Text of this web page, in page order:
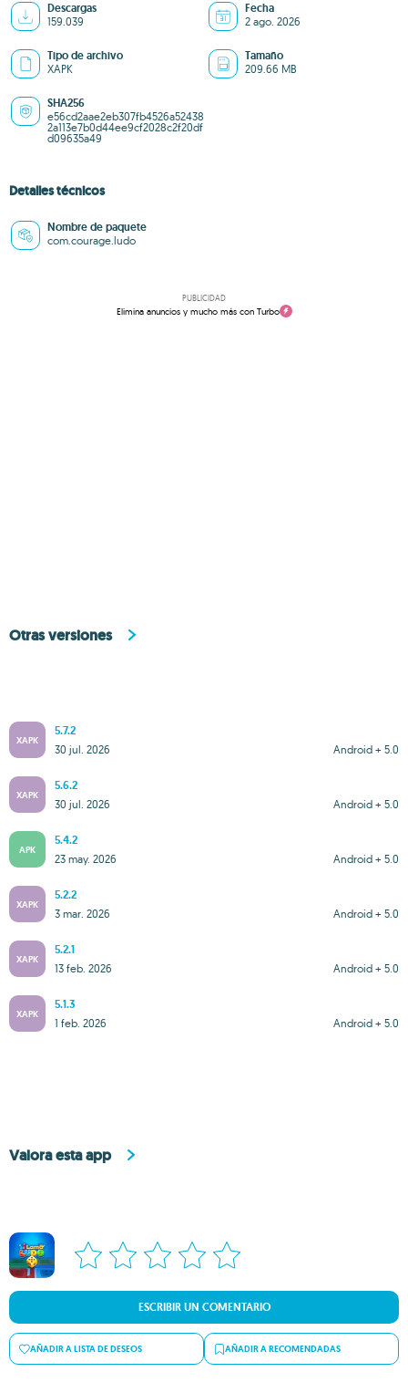
Descargas
159.039
Fecha
2 ago. 2026
Tipo de archivo
XAPK
Tamaño
209.66 MB
SHA256
e56cd2aae2eb307fb4526a52438
2a113e7b0d44ee9cf2028c2f20df
d09635a49
Detalles técnicos
Nombre de paquete
com.courage.ludo
PUBLICIDAD
Elimina anuncios y mucho más con Turbo
Otras versiones
XAPK
5.7.2
Android + 5.0
30 jul. 2026
XAPK
5.6.2
Android + 5.0
30 jul. 2026
APK
5.4.2
Android + 5.0
23 may. 2026
XAPK
5.2.2
Android + 5.0
3 mar. 2026
XAPK
5.2.1
Android + 5.0
13 feb. 2026
XAPK
5.1.3
Android + 5.0
1 feb. 2026
Valora esta app
ESCRIBIR UN COMENTARIO
AÑADIR A LISTA DE DESEOS AÑADIR A RECOMENDADAS